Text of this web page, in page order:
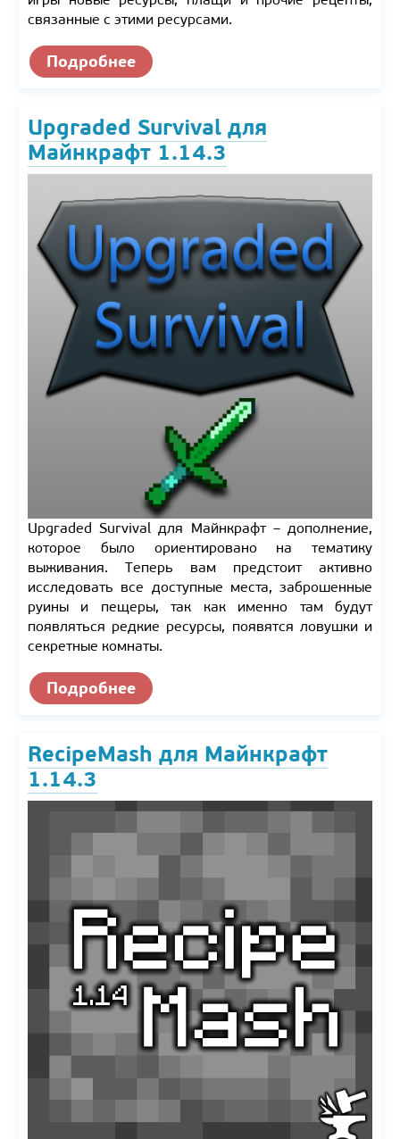
связанные с этими ресурсами.
Подробнее
Upgraded Survival для
Майнкрафт 1.14.3
Upgraded Survival для Майнкрафт – дополнение,
которое было ориентировано на тематику
выживания. Теперь вам предстоит активно
исследовать все доступные места, заброшенные
руины и пещеры, так как именно там будут
появляться редкие ресурсы, появятся ловушки и
секретные комнаты.
Подробнее
RecipeMash для Майнкрафт
1.14.3